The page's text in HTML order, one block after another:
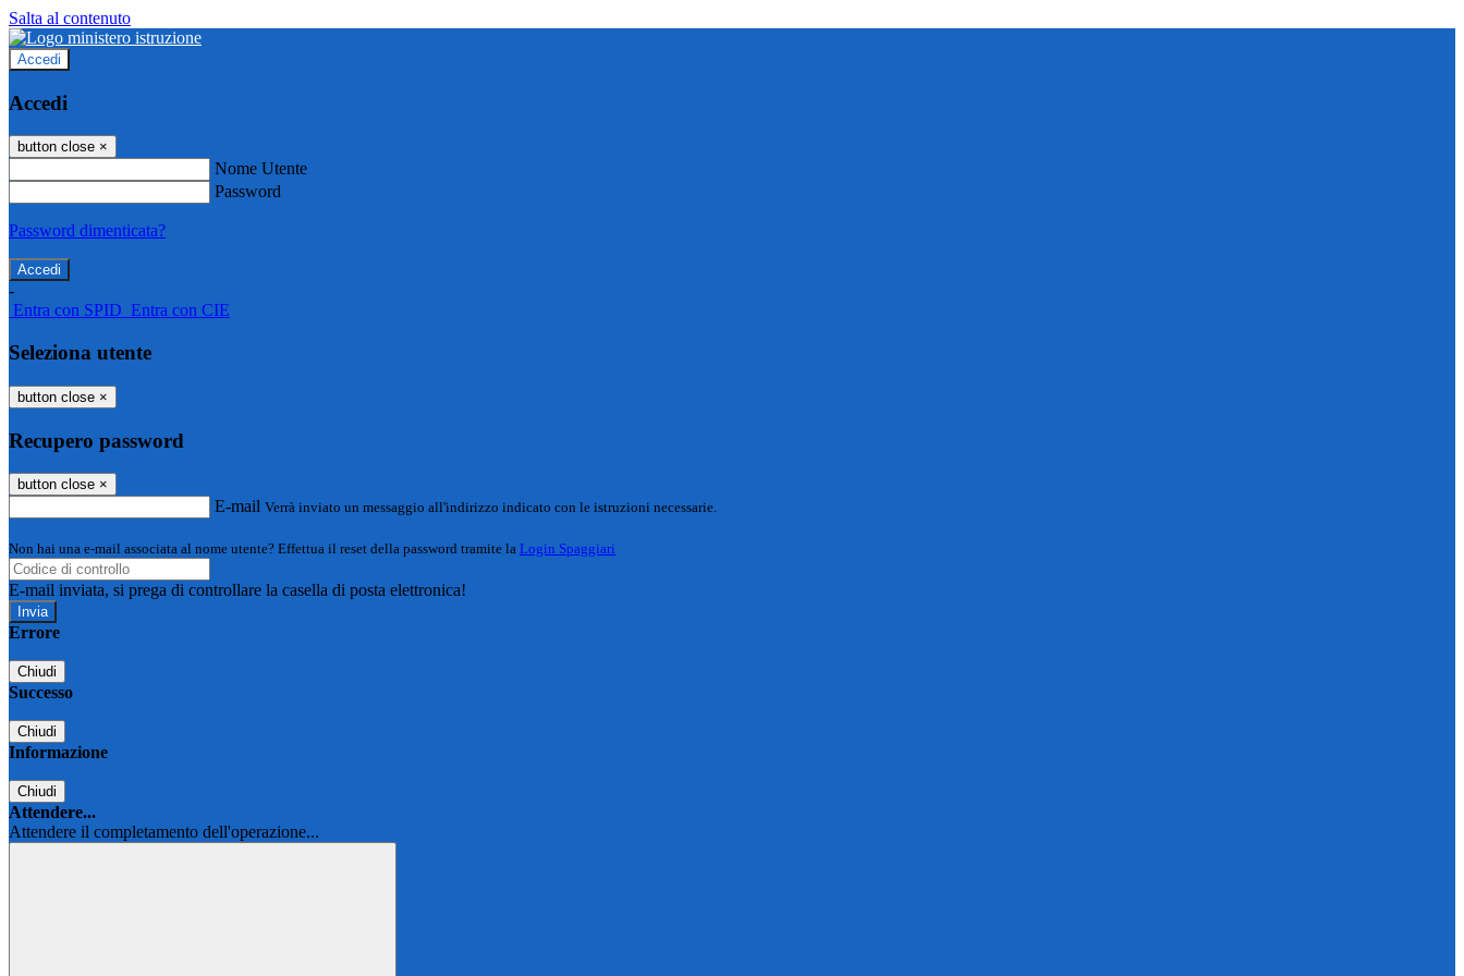
Salta al contenuto
Accedi
Accedi
button close ×
Nome Utente
Password
Password dimenticata?
-
Entra con SPID Entra con CIE
Seleziona utente
button close ×
Recupero password
button close ×
E-mail Verrà inviato un messaggio all'indirizzo indicato con le istruzioni necessarie.
Non hai una e-mail associata al nome utente? Effettua il reset della password tramite la Login Spaggiari
E-mail inviata, si prega di controllare la casella di posta elettronica!
Errore
Chiudi
Successo
Chiudi
Informazione
Chiudi
Attendere...
Attendere il completamento dell'operazione...